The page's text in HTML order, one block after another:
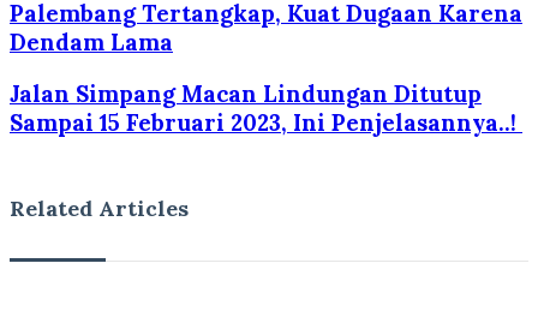
Palembang Tertangkap, Kuat Dugaan Karena
Dendam Lama
Jalan Simpang Macan Lindungan Ditutup
Sampai 15 Februari 2023, Ini Penjelasannya..!
Related Articles